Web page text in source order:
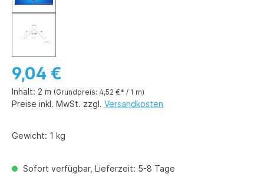
9,04 €
Inhalt: 2 m (Grundpreis: 4,52 €* / 1 m)
Preise inkl. MwSt. zzgl. Versandkosten
Gewicht: 1 kg
Sofort verfügbar, Lieferzeit: 5-8 Tage